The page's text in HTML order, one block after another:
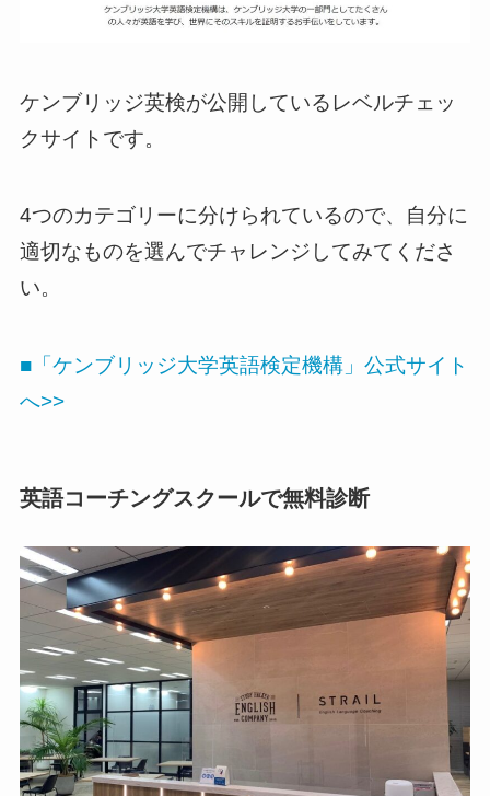
ケンブリッジ英検が公開しているレベルチェッ
クサイトです。
4つのカテゴリーに分けられているので、自分に
適切なものを選んでチャレンジしてみてくださ
い。
■「ケンブリッジ大学英語検定機構」公式サイト
へ>>
英語コーチングスクールで無料診断